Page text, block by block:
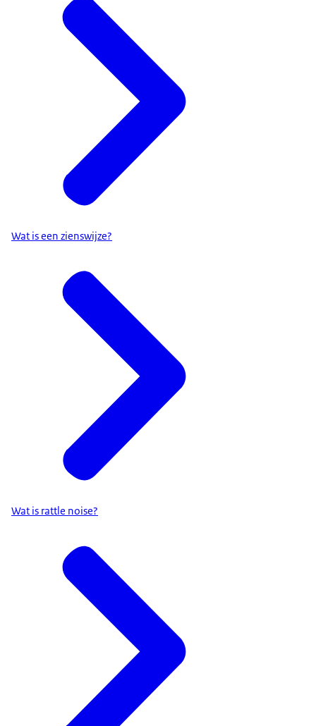
Wat is een zienswijze?
Wat is rattle noise?